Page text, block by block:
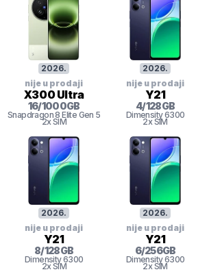
2026.
nije u prodaji
X300 Ultra
16/1000GB
Snapdragon 8 Elite Gen 5
2x SIM
2026.
nije u prodaji
Y21
4/128GB
Dimensity 6300
2x SIM
2026.
nije u prodaji
Y21
8/128GB
Dimensity 6300
2x SIM
2026.
nije u prodaji
Y21
6/256GB
Dimensity 6300
2x SIM